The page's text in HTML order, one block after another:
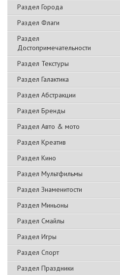
Раздел Города
Раздел Флаги
Раздел
Достопримечательности
Раздел Текстуры
Раздел Галактика
Раздел Абстракции
Раздел Бренды
Раздел Авто & мото
Раздел Креатив
Раздел Кино
Раздел Мультфильмы
Раздел Знаменитости
Раздел Миньоны
Раздел Смайлы
Раздел Игры
Раздел Спорт
Раздел Праздники